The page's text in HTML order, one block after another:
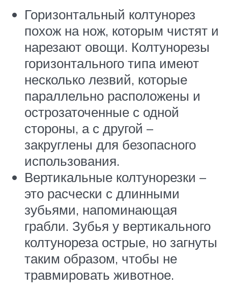
Горизонтальный колтунорез
похож на нож, которым чистят и
нарезают овощи. Колтунорезы
горизонтального типа имеют
несколько лезвий, которые
параллельно расположены и
острозаточенные с одной
стороны, а с другой –
закруглены для безопасного
использования.
Вертикальные колтунорезки –
это расчески с длинными
зубьями, напоминающая
грабли. Зубья у вертикального
колтунореза острые, но загнуты
таким образом, чтобы не
травмировать животное.